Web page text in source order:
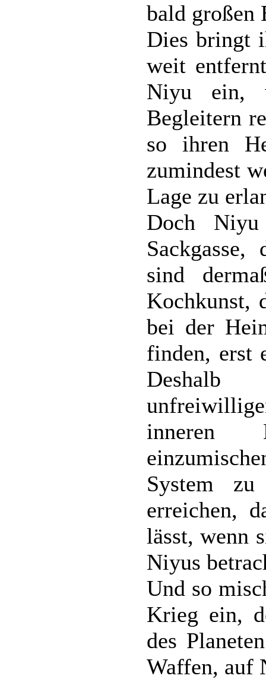
bald großen
Dies bringt
weit
Niyu ein,
Begleitern
so ihren
zumindest
Lage zu
Doch
sind
Kochkunst,
bei der
finden, erst
inneren
System
erreichen,
lässt, wenn
Niyus
Und so
Krieg ein,
des
Waffen, auf